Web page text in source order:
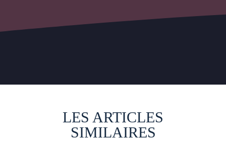
LES ARTICLES
SIMILAIRES